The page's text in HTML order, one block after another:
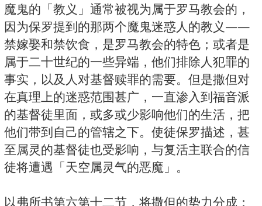
魔鬼的「教义」通常被视为属于罗马教会的，
因为保罗提到的那两个魔鬼迷惑人的教义——
禁嫁娶和禁饮食，是罗马教会的特色；或者是
属于二十世纪的一些异端，他们排除人犯罪的
事实，以及人对基督赎罪的需要。但是撒但对
在真理上的迷惑范围甚广，一直渗入到福音派
的基督徒里面，或多或少影响他们的生活，把
他们带到自己的管辖之下。使徒保罗描述，甚
至属灵的基督徒也受影响，与复活主联合的信
徒将遭遇「天空属灵气的恶魔」。
以弗所书第六第十二节，将撒但的势力分成：